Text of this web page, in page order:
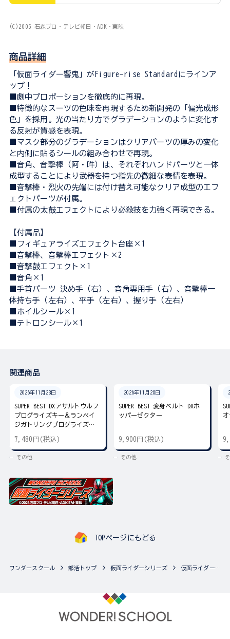
(C)2005 石森プロ・テレビ朝日・ADK・東映
商品詳細
「仮面ライダー響鬼」がFigure-rise Standardにラインア
ップ！
■劇中プロポーションを徹底的に再現。
■特徴的なスーツの色味を再現するため新開発の「偏光成形
色」を採用。光の当たり方でグラデーションのように変化す
る反射が質感を表現。
■マスク部分のグラデーションはクリアパーツの厚みの変化
と内側に貼るシールの組み合わせで再現。
■音角、音撃棒（阿・吽）は、それぞれハンドパーツと一体
成型することにより武器を持つ指先の微細な表情を表現。
■音撃棒・烈火の先端には付け替え可能なクリア成型のエフ
ェクトパーツが付属。
■付属の太鼓エフェクトにより必殺技を力強く再現できる。
【付属品】
■フィギュアライズエフェクト台座×1
■音撃棒、音撃棒エフェクト×2
■音撃鼓エフェクト×1
■音角×1
■手首パーツ 決め手（右）、音角専用手（右）、音撃棒一
体持ち手（左右）、平手（左右）、握り手（左右）
■ホイルシール×1
■テトロンシール×1
関連商品
2026年11月28日
SUPER BEST DXアサルトウルフ
プログライズキー＆ランペイ
ジガトリングプログライズキ
7,480円(税込)
その他
2026年11月28日
SUPER BEST 変身ベルト DXホ
ッパーゼクター
9,900円(税込)
その他
TOPページにもどる
ワンダースクール 部活トップ 仮面ライダーシリーズ 仮面ライダーシリーズの最新商品一覧